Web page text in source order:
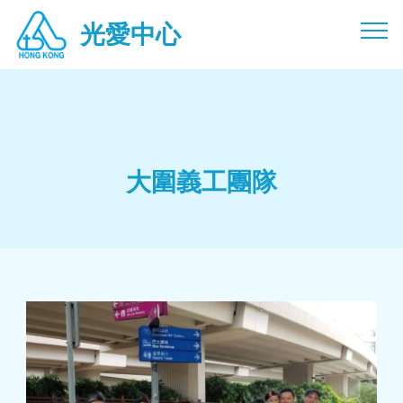
光愛中心光愛中心光愛中心光愛中心光愛中心光愛 慈惠慈惠慈
惠慈惠慈惠
光愛中心
大圍義工團隊